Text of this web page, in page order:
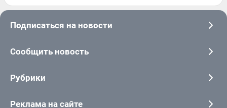
Подписаться на новости
Сообщить новость
Рубрики
Реклама на сайте